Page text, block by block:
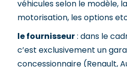
véhicules selon le modèle,
motorisation, les options
le fournisseur: dans le
c’est exclusivement un
concessionnaire (Renault,